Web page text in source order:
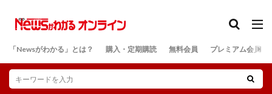
「Newsがわかる」とは？ 購入・定期購読 無料会員 プレミアム会員
検索